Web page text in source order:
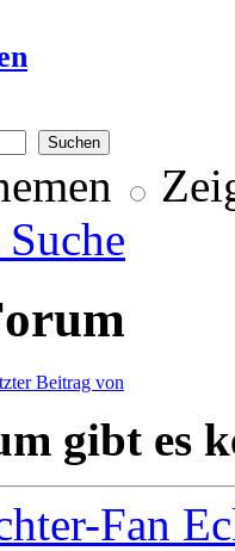
Beitrag von
gibt es
Fan